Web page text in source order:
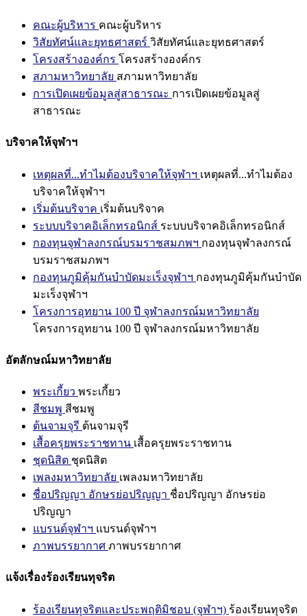
คณะผู้บริหาร คณะผู้บริหาร
วิสัยทัศน์และยุทธศาสตร์ วิสัยทัศน์และยุทธศาสตร์
โครงสร้างองค์กร โครงสร้างองค์กร
สภามหาวิทยาลัย สภามหาวิทยาลัย
การเปิดเผยข้อมูลสู่สาธารณะ การเปิดเผยข้อมูลสู่
สาธารณะ
บริจาคให้จุฬาฯ
เหตุผลที่...ทำไมต้องบริจาคให้จุฬาฯ เหตุผลที่...ทำไมต้อง
บริจาคให้จุฬาฯ
เริ่มต้นบริจาค เริ่มต้นบริจาค
ระบบบริจาคอิเล็กทรอนิกส์ ระบบบริจาคอิเล็กทรอนิกส์
กองทุนจุฬาลงกรณ์บรมราชสมภพฯ กองทุนจุฬาลงกรณ์
บรมราชสมภพฯ
กองทุนภูมิคุ้มกันบำบัดมะเร็งจุฬาฯ กองทุนภูมิคุ้มกันบำบัด
มะเร็งจุฬาฯ
โครงการอุทยาน 100 ปี จุฬาลงกรณ์มหาวิทยาลัย
โครงการอุทยาน 100 ปี จุฬาลงกรณ์มหาวิทยาลัย
อัตลักษณ์มหาวิทยาลัย
พระเกี้ยว พระเกี้ยว
สีชมพู สีชมพู
ต้นจามจุรี ต้นจามจุรี
เสื้อครุยพระราชทาน เสื้อครุยพระราชทาน
ชุดนิสิต ชุดนิสิต
เพลงมหาวิทยาลัย เพลงมหาวิทยาลัย
ชื่อปริญญา อักษรย่อปริญญา ชื่อปริญญา อักษรย่อ
ปริญญา
แบรนด์จุฬาฯ แบรนด์จุฬาฯ
ภาพบรรยากาศ ภาพบรรยากาศ
แจ้งเรื่องร้องเรียนทุจริต
ร้องเรียนทุจริตและประพฤติมิชอบ (จุฬาฯ) ร้องเรียนทุจริต